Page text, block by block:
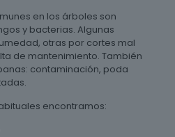
en los árboles son
y bacterias. Algunas
otras por cortes mal
de mantenimiento. También
contaminación, poda
encontramos: